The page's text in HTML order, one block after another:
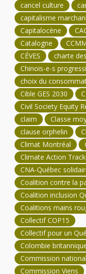
cancel culture
capitalisme
Capitalocène
Catalogne
CÉVES
charte
Chinois-e-s
choix du
Cible GES 2030
Civil Society Equity
claim
Classe
clause orphelin
Climat Montréal
Climate Action
CNA-Québec
Coalition contre la
Coalition inclusion
Coalitions mains
Collectif COP15
Collectif pour un
Colombie
Commission
Commission Viens